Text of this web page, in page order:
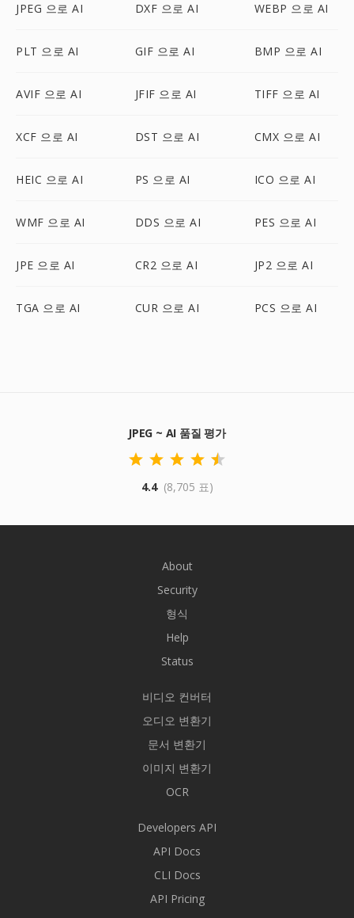
JPEG 으로 AI DXF 으로 AI WEBP 으로 AI
PLT 으로 AI GIF 으로 AI BMP 으로 AI
AVIF 으로 AI JFIF 으로 AI TIFF 으로 AI
XCF 으로 AI DST 으로 AI CMX 으로 AI
HEIC 으로 AI PS 으로 AI ICO 으로 AI
WMF 으로 AI DDS 으로 AI PES 으로 AI
JPE 으로 AI CR2 으로 AI JP2 으로 AI
TGA 으로 AI CUR 으로 AI PCS 으로 AI
JPEG ~ AI 품질 평가
4.4 (8,705 표)
About
Security
형식
Help
Status
비디오 컨버터
오디오 변환기
문서 변환기
이미지 변환기
OCR
Developers API
API Docs
CLI Docs
API Pricing